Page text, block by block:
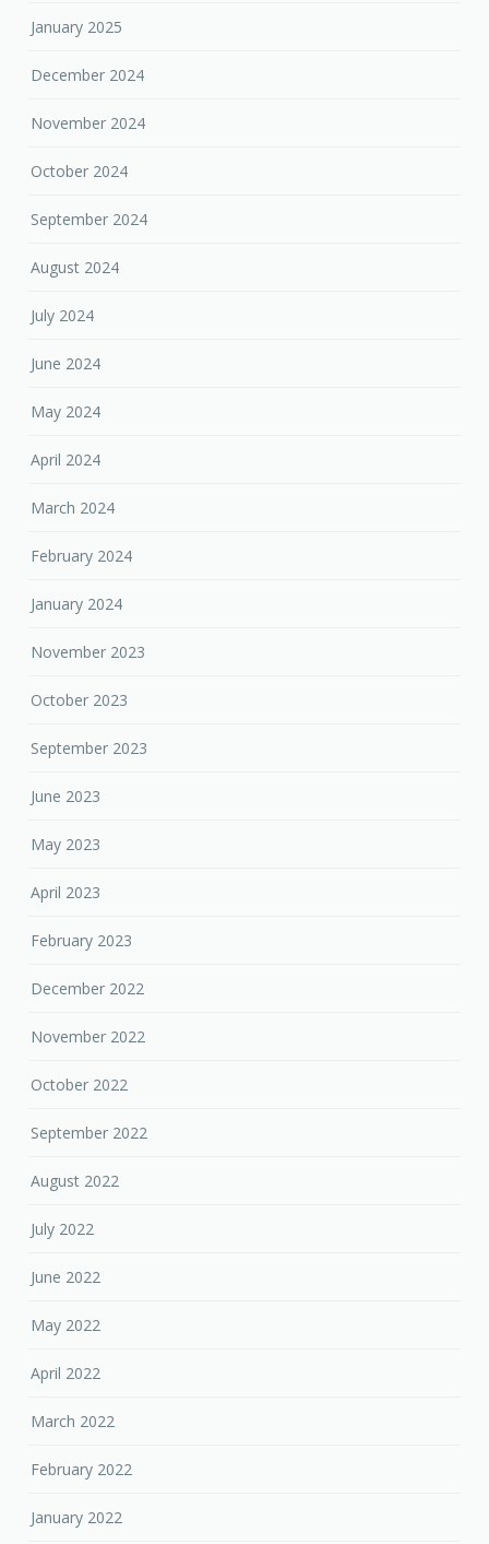
January 2025
December 2024
November 2024
October 2024
September 2024
August 2024
July 2024
June 2024
May 2024
April 2024
March 2024
February 2024
January 2024
November 2023
October 2023
September 2023
June 2023
May 2023
April 2023
February 2023
December 2022
November 2022
October 2022
September 2022
August 2022
July 2022
June 2022
May 2022
April 2022
March 2022
February 2022
January 2022